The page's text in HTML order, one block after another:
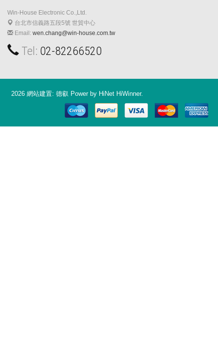
Win-House Electronic Co.,Ltd.
台北市信義路五段5號 世貿中心
Email: wen.chang@win-house.com.tw
Tel: 02-82266520
2026 網站建置: 德叡 Power by HiNet HiWinner.